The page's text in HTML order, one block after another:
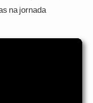
na jornada